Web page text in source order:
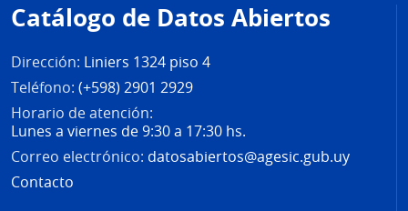
página
Catálogo de Datos Abiertos
Dirección: Liniers 1324 piso 4
Teléfono: (+598) 2901 2929
Horario de atención:
Lunes a viernes de 9:30 a 17:30 hs.
Correo electrónico: datosabiertos@agesic.gub.uy
Contacto